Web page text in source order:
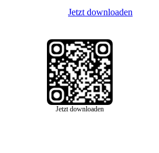
Jetzt downloaden
Jetzt downloaden